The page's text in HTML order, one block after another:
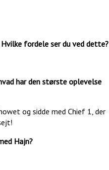
fordele ser du ved dette?
har den største oplevelse
og sidde med Chief 1, der
Hajn?